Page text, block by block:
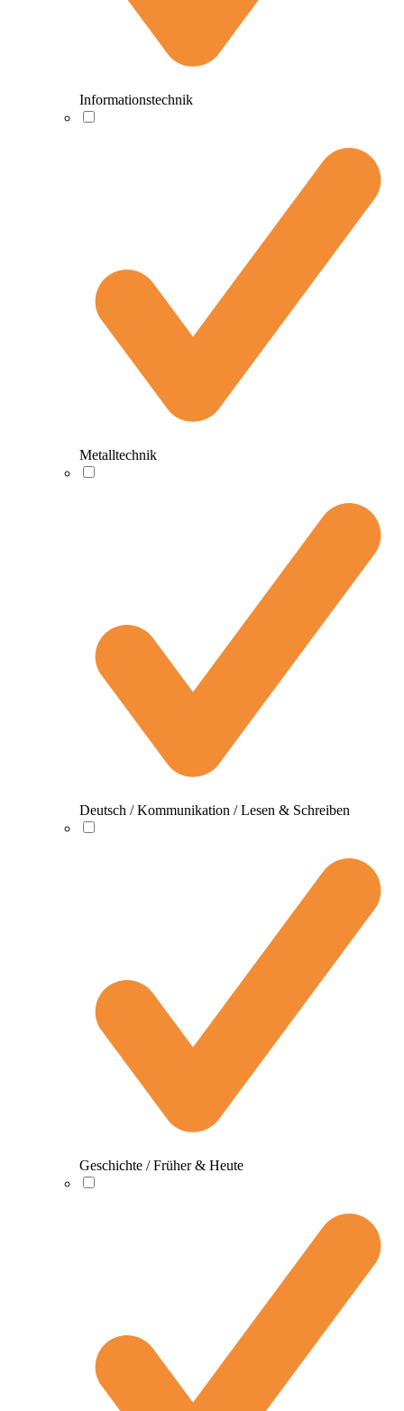
Informationstechnik
Metalltechnik
Deutsch / Kommunikation / Lesen & Schreiben
Geschichte / Früher & Heute